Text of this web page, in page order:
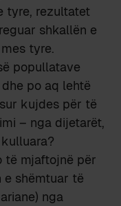
tyre, rezultatet
shkallën e
tyre.
popullatave
po aq lehtë
kujdes për të
– nga dijetarët,
të mjaftojnë për
e shëmtuar të
nga